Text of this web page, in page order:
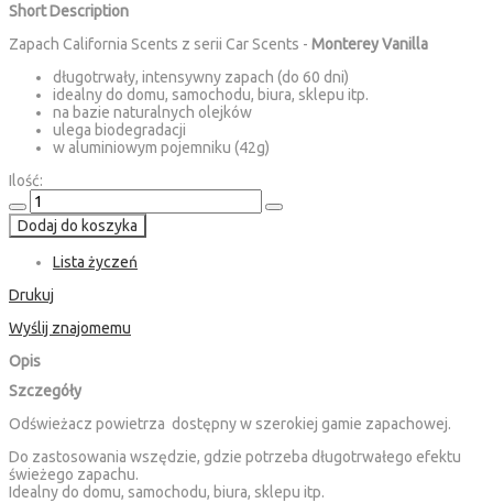
Short Description
Zapach California Scents z serii Car Scents - Monterey Vanilla
długotrwały, intensywny zapach (do 60 dni)
idealny do domu, samochodu, biura, sklepu itp.
na bazie naturalnych olejków
ulega biodegradacji
w aluminiowym pojemniku (42g)
Ilość:
Dodaj do koszyka
Lista życzeń
Drukuj
Wyślij znajomemu
Opis
Szczegóły
Odświeżacz powietrza dostępny w szerokiej gamie zapachowej.
Do zastosowania wszędzie, gdzie potrzeba długotrwałego efektu
świeżego zapachu.
Idealny do domu, samochodu, biura, sklepu itp.